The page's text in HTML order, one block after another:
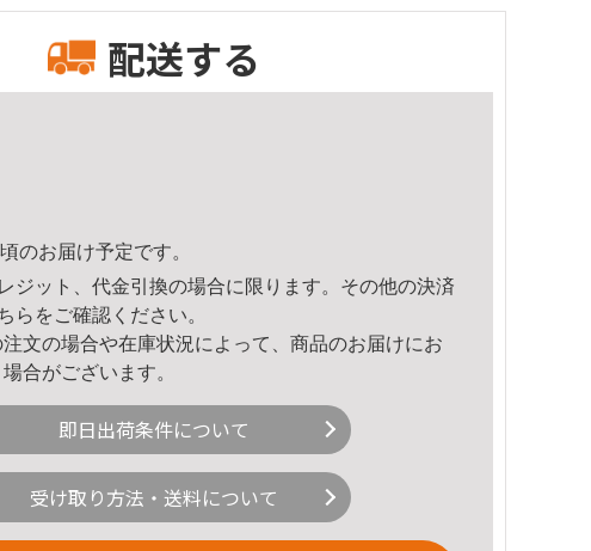
配送する
のお届け予定です。
ジット、代金引換の場合に限ります。その他の決済
ら をご確認ください。
文の場合や在庫状況によって、商品のお届けにお
合がございます。
即日出荷条件について
受け取り方法・送料について